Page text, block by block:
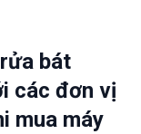
bát
các đơn vị
mua máy